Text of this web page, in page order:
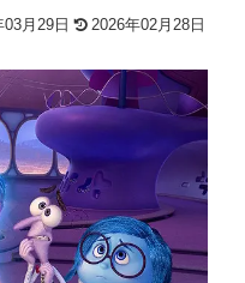
03月29日 2026年02月28日